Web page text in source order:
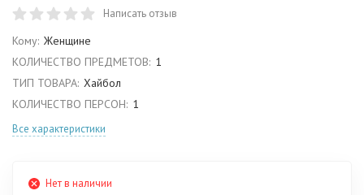
Написать отзыв
Кому: Женщине
КОЛИЧЕСТВО ПРЕДМЕТОВ: 1
ТИП ТОВАРА: Хайбол
КОЛИЧЕСТВО ПЕРСОН: 1
Все характеристики
Нет в наличии